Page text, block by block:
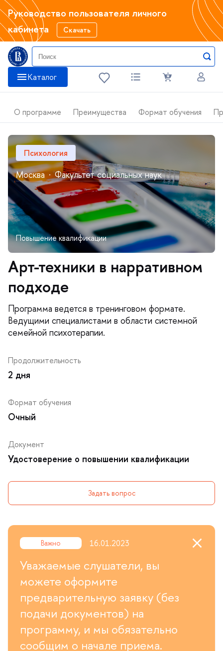
Руководство пользователя личного
кабинета
Скачать
Катало
О программе Преимущества Формат обучения
Психология
Москва · Факультет социальных наук
Арт-техники в нарративном
подходе
Программа ведется в тренинговом формате.
едущими специалистами в области системной
семейной психотерапии.
Задать вопрос
Продолжительность
2 дня
Формат обучения
Очный
Документ
Удостоверение о повышении квалификации
ажно 16.01.2023
Уважаемые слушатели, вы
можете оформите
предварительную заявку (без
подачи документов) на
программу, и мы обязательно
сообщим о начале приема.